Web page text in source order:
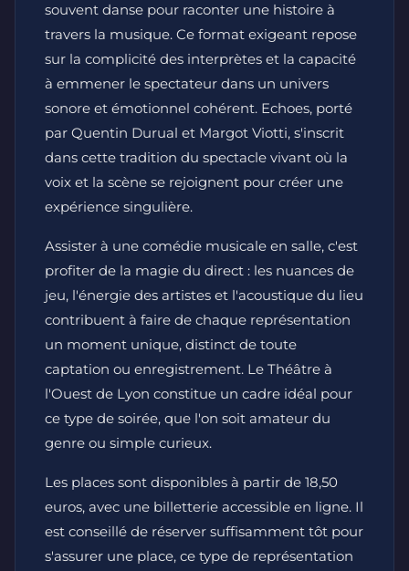
souvent danse pour raconter une histoire à
travers la musique. Ce format exigeant repose
sur la complicité des interprètes et la capacité
à emmener le spectateur dans un univers
sonore et émotionnel cohérent. Echoes, porté
par Quentin Durual et Margot Viotti, s'inscrit
dans cette tradition du spectacle vivant où la
voix et la scène se rejoignent pour créer une
expérience singulière.
Assister à une comédie musicale en salle, c'est
profiter de la magie du direct : les nuances de
jeu, l'énergie des artistes et l'acoustique du lieu
contribuent à faire de chaque représentation
un moment unique, distinct de toute
captation ou enregistrement. Le Théâtre à
l'Ouest de Lyon constitue un cadre idéal pour
ce type de soirée, que l'on soit amateur du
genre ou simple curieux.
Les places sont disponibles à partir de 18,50
euros, avec une billetterie accessible en ligne. Il
est conseillé de réserver suffisamment tôt pour
s'assurer une place, ce type de représentation